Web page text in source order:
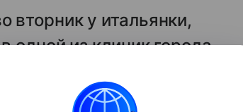
у итальянки,
одной из клиник города